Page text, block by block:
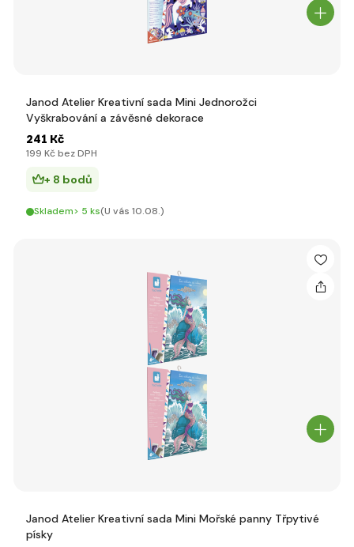
Janod Atelier Kreativní sada Mini Jednorožci
Vyškrabování a závěsné dekorace
241 Kč
199 Kč bez DPH
+ 8 bodů
Skladem> 5 ks(U vás 10.08.)
Janod Atelier Kreativní sada Mini Mořské panny Třpytivé
písky